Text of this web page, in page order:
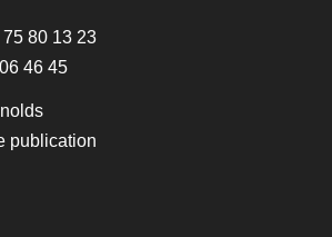
80 13 23
46 45
publication